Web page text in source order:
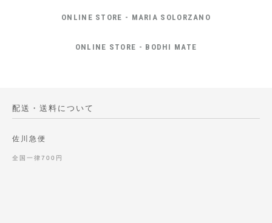
ONLINE STORE - MARIA SOLORZANO
ONLINE STORE - BODHI MATE
配送・送料について
佐川急便
全国一律700円